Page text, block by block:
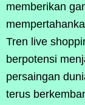
memberikan
Tren live
berpotensi
persaingan
terus